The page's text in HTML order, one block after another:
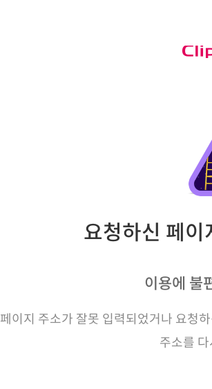
요청하신 페
이용에 불
페이지 주소가 잘못 입력되었거나 요청
주소를